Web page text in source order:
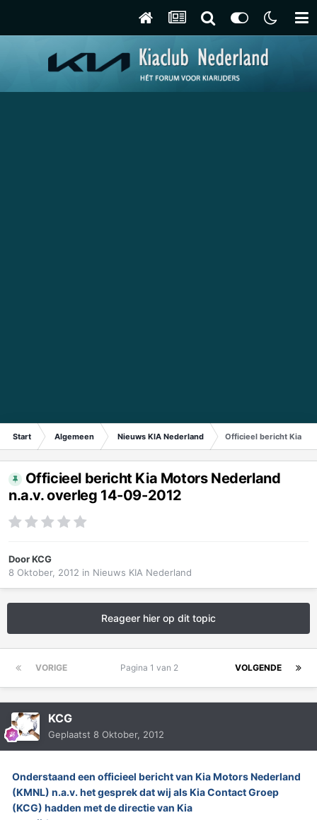
Start Algemeen Nieuws KIA Nederland Officieel bericht Kia
Officieel bericht Kia Motors Nederland
n.a.v. overleg 14-09-2012
DoorKCG
8 Oktober, 2012 in Nieuws KIA Nederland
Reageer hier op dit topic
VORIGE VOLGENDE
Pagina 1 van 2
KCG
Geplaatst 8 Oktober, 2012
Onderstaand een officieel bericht van Kia Motors Nederland
(KMNL) n.a.v. het gesprek dat wij als Kia Contact Groep
(KCG) hadden met de directie van Kia